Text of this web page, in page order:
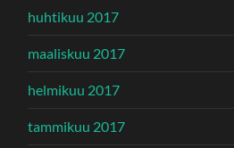
huhtikuu 2017
maaliskuu 2017
helmikuu 2017
tammikuu 2017